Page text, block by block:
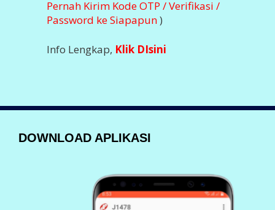
Nikmati Kemudahan Transaksi Via Aplikasi